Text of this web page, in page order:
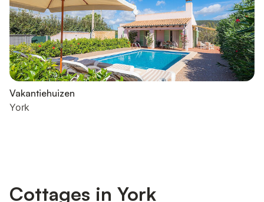
Vakantiehuizen
York
Cottages in York